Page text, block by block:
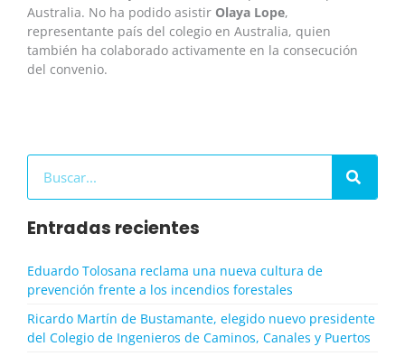
Australia. No ha podido asistir Olaya Lope,
representante país del colegio en Australia, quien
también ha colaborado activamente en la consecución
del convenio.
Buscar
Entradas recientes
Eduardo Tolosana reclama una nueva cultura de
prevención frente a los incendios forestales
Ricardo Martín de Bustamante, elegido nuevo presidente
del Colegio de Ingenieros de Caminos, Canales y Puertos